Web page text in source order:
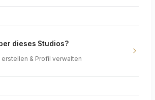
dieses Studios?
& Profil verwalten